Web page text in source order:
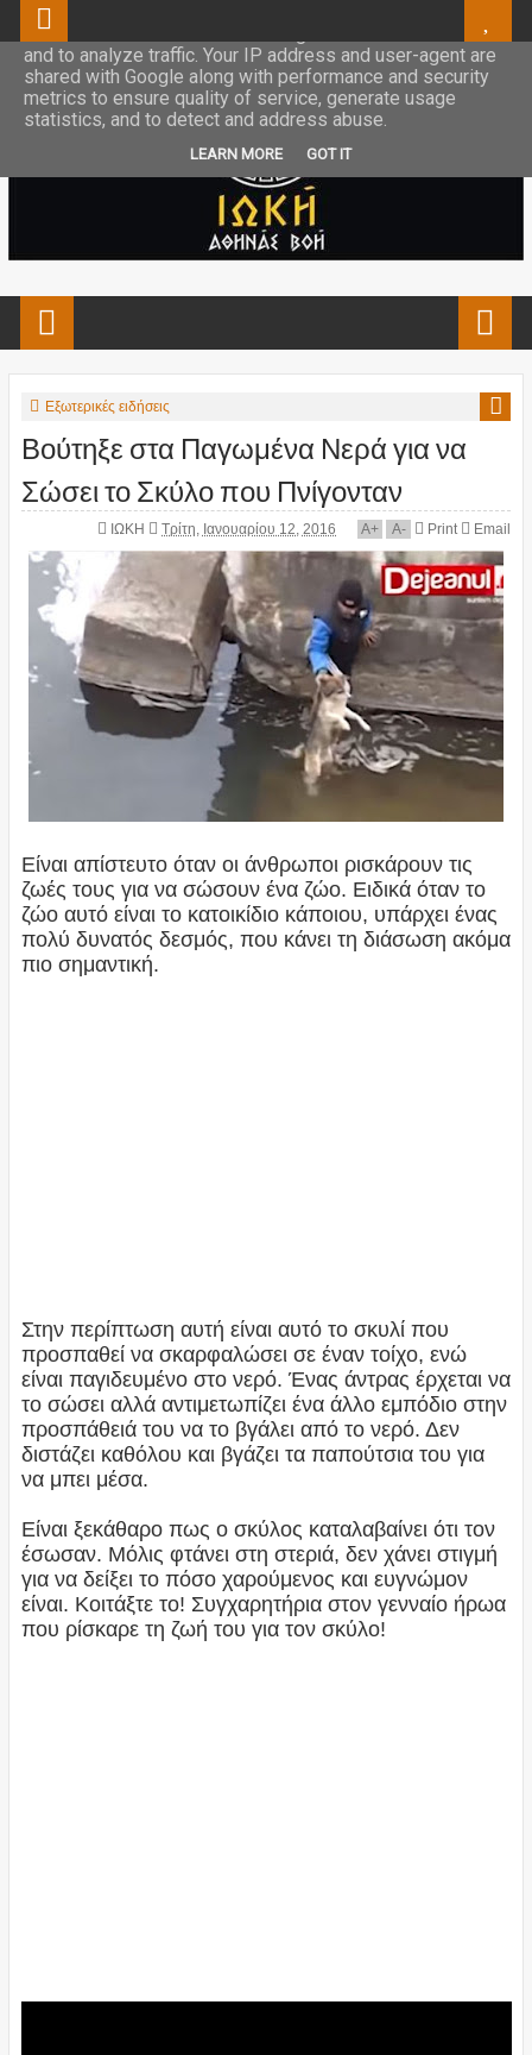
Εξωτερικές ειδήσεις
Βούτηξε στα Παγωμένα Νερά για να
Σώσει το Σκύλο που Πνίγονταν
ΙΩΚΗ Τρίτη, Ιανουαρίου 12, 2016 A+ A- Print Email
Είναι απίστευτο όταν οι άνθρωποι ρισκάρουν τις
ζωές τους για να σώσουν ένα ζώο. Ειδικά όταν το
ζώο αυτό είναι το κατοικίδιο κάποιου, υπάρχει ένας
πολύ δυνατός δεσμός, που κάνει τη διάσωση ακόμα
πιο σημαντική.
Στην περίπτωση αυτή είναι αυτό το σκυλί που
προσπαθεί να σκαρφαλώσει σε έναν τοίχο, ενώ
είναι παγιδευμένο στο νερό. Ένας άντρας έρχεται να
το σώσει αλλά αντιμετωπίζει ένα άλλο εμπόδιο στην
προσπάθειά του να το βγάλει από το νερό. Δεν
διστάζει καθόλου και βγάζει τα παπούτσια του για
να μπει μέσα.
Είναι ξεκάθαρο πως ο σκύλος καταλαβαίνει ότι τον
έσωσαν. Μόλις φτάνει στη στεριά, δεν χάνει στιγμή
για να δείξει το πόσο χαρούμενος και ευγνώμον
είναι. Κοιτάξτε το! Συγχαρητήρια στον γενναίο ήρωα
που ρίσκαρε τη ζωή του για τον σκύλο!
This site uses cookies from Google to deliver its services
and to analyze traffic. Your IP address and user-agent are
shared with Google along with performance and security
metrics to ensure quality of service, generate usage
statistics, and to detect and address abuse.
LEARN MORE GOT IT